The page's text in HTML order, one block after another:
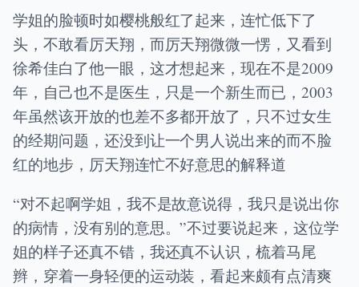
学姐的脸顿时如樱桃般红了起来，连忙低下了
头，不敢看厉天翔，而厉天翔微微一愣，又看到
徐希佳白了他一眼，这才想起来，现在不是2009
年，自己也不是医生，只是一个新生而已，2003
年虽然该开放的也差不多都开放了，只不过女生
的经期问题，还没到让一个男人说出来的而不脸
红的地步，厉天翔连忙不好意思的解释道
“对不起啊学姐，我不是故意说得，我只是说出你
的病情，没有别的意思。”不过要说起来，这位学
姐的样子还真不错，我还真不认识，梳着马尾
辫，穿着一身轻便的运动装，看起来颇有点清爽